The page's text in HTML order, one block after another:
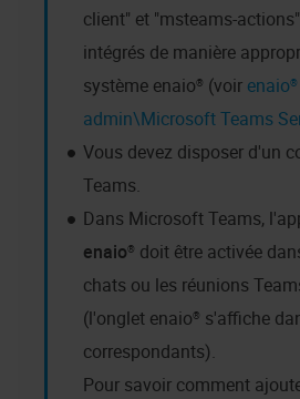
client" et "msteams-
intégrés de manière
système enaio® (voir
admin\Microsoft Teams
Vous devez disposer d'un
Teams.
Dans Microsoft Teams,
enaio® doit être activée
chats ou les réunions
(l'onglet enaio® s'affiche
correspondants).
Pour savoir comment